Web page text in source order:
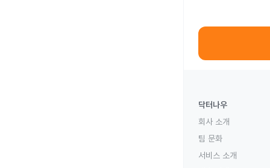
닥터나우
회사 소개
팀 문화
서비스 소개